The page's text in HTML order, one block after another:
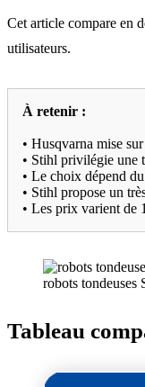
Cet article compare en
utilisateurs.
À retenir :
• Husqvarna mise
• Stihl privilégie une
• Le choix dépend
• Stihl propose un
• Les prix varient de
robots tondeuses
Tableau